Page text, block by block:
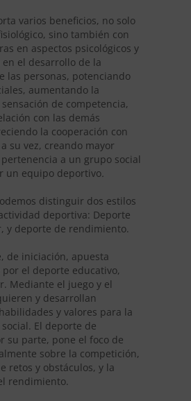
varios beneficios, no solo
sino también con
en aspectos psicológicos y
en el desarrollo de la
las personas, potenciando
aumentando la
de competencia,
con las demás
la cooperación con
su vez, creando mayor
a un grupo social
un equipo deportivo.
distinguir dos estilos
deportiva: Deporte
y deporte de rendimiento.
de iniciación, apuesta
el deporte educativo,
Mediante el juego y el
y desarrollan
y valores para la
El deporte de
su parte, pone el foco de
sobre la competición,
retos y obstáculos, y la
rendimiento.